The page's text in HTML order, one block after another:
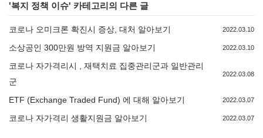
'복지 정책 이슈' 카테고리의 다른 글
코로나 오미크론 확진시 증상, 대처 알아보기 2022.03.10
소상공인 300만원 방역 지원금 알아보기 2022.03.10
코로나 자가격리시 , 재택치료 집중관리군과 일반관리
군
2022.03.08
ETF (Exchange Traded Fund) 에 대해 알아보기 2022.03.07
코로나 자가격리 생활지원금 알아보기 2022.03.07